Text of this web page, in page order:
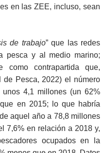
en las ZEE, incluso, sean
de trabajo” que las redes
pesca y al medio marino;
como contrapartida que,
de Pesca, 2022) el número
4,1 millones (un 62%
en 2015; lo que habría
aquel año a 78,8 millones
7,6% en relación a 2018 y,
ocupados en la